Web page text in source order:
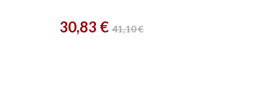
Prix
30,83 €Prix
41,10 €